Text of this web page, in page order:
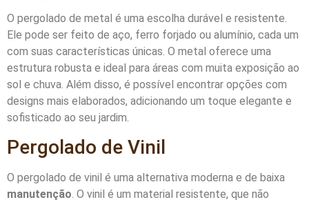
O pergolado de metal é uma escolha durável e resistente.
Ele pode ser feito de aço, ferro forjado ou alumínio, cada um
com suas características únicas. O metal oferece uma
estrutura robusta e ideal para áreas com muita exposição ao
sol e chuva. Além disso, é possível encontrar opções com
designs mais elaborados, adicionando um toque elegante e
sofisticado ao seu jardim.
Pergolado de Vinil
O pergolado de vinil é uma alternativa moderna e de baixa
manutenção. O vinil é um material resistente, que não